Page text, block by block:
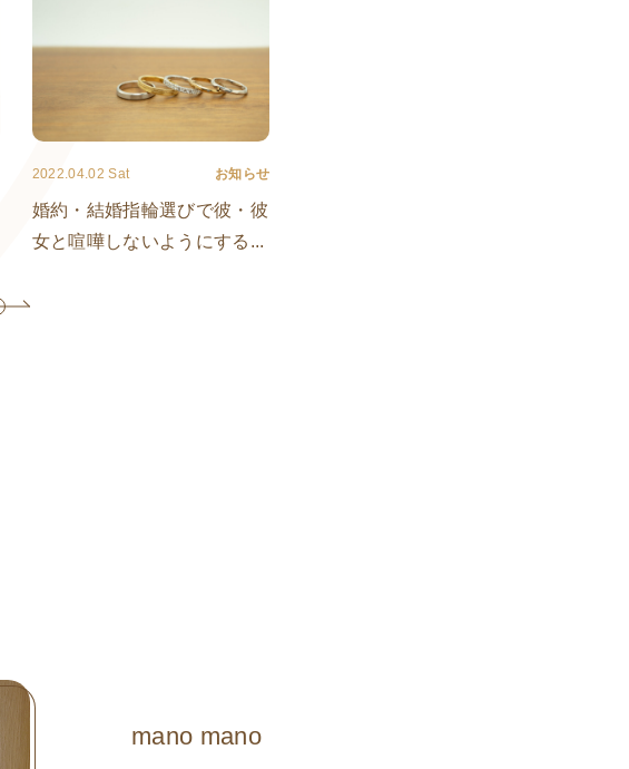
2022.04.02 Sat お知らせ
婚約・結婚指輪選びで彼・彼
女と喧嘩しないようにする...
mano mano